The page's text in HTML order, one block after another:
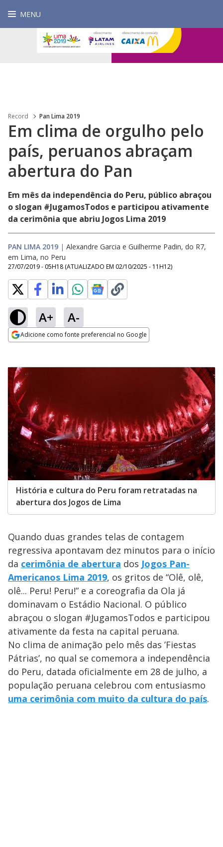
MENU
Record Pan Lima 2019
Em clima de orgulho pelo
país, peruanos abraçam
abertura do Pan
Em mês da independência do Peru, público abraçou
o slogan #JugamosTodos e participou ativamente
da cerimônia que abriu Jogos Lima 2019
PAN LIMA 2019 | Alexandre Garcia e Guilherme Padin, do R7,
em Lima, no Peru
27/07/2019 - 05H18 (ATUALIZADO EM 02/10/2025 - 11H12)
A+ A-
Adicione como fonte preferencial no Google
História e cultura do Peru foram retratadas na
abertura dos Jogos de Lima
Quando duas grandes telas de contagem
regressiva apontavam dez minutos para o início
da cerimônia de abertura dos Jogos Pan-
Americanos Lima 2019, os gritos de “Olê, olê,
olê... Peru! Peru!” e a coreografia da Ola já
dominavam o Estádio Nacional. O público
abraçou o slogan #JugamosTodos e participou
ativamente da festa na capital peruana.
No clima de animação pelo mês das ’Fiestas
Pátrias’, no qual se comemora a independência
do Peru, datada oficialmente em 28 de julho, a
população peruana celebrou com entusiasmo
uma cerimônia com muito da cultura do país.